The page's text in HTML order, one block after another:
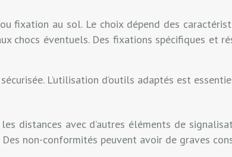
fixation au sol. Le choix dépend des
chocs éventuels. Des fixations spécifiques et
L’utilisation d’outils adaptés est
distances avec d’autres éléments de
non-conformités peuvent avoir de graves